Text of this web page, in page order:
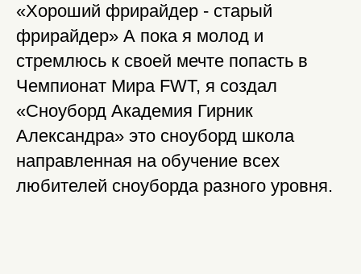
«Хороший фрирайдер - старый
фрирайдер» А пока я молод и
стремлюсь к своей мечте попасть в
Чемпионат Мира FWT, я создал
«Сноуборд Академия Гирник
Александра» это сноуборд школа
направленная на обучение всех
любителей сноуборда разного уровня.